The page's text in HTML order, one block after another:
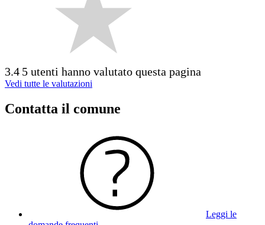
3.4 5 utenti hanno valutato questa pagina
Vedi tutte le valutazioni
Contatta il comune
Leggi le